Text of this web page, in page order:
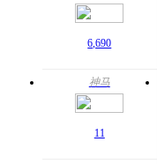
6,690
神马
11